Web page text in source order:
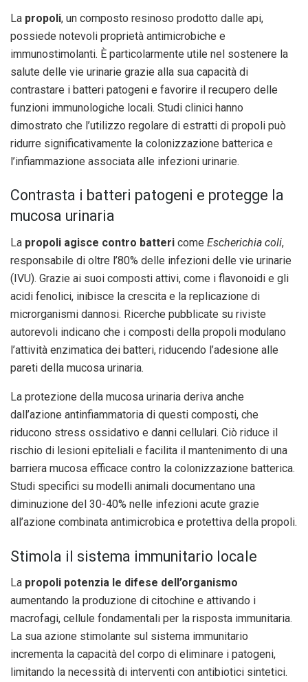
La propoli, un composto resinoso prodotto dalle api,
possiede notevoli proprietà antimicrobiche e
immunostimolanti. È particolarmente utile nel sostenere la
salute delle vie urinarie grazie alla sua capacità di
contrastare i batteri patogeni e favorire il recupero delle
funzioni immunologiche locali. Studi clinici hanno
dimostrato che l’utilizzo regolare di estratti di propoli può
ridurre significativamente la colonizzazione batterica e
l’infiammazione associata alle infezioni urinarie.
Contrasta i batteri patogeni e protegge la
mucosa urinaria
La propoli agisce contro batteri come Escherichia coli,
responsabile di oltre l’80% delle infezioni delle vie urinarie
(IVU). Grazie ai suoi composti attivi, come i flavonoidi e gli
acidi fenolici, inibisce la crescita e la replicazione di
microrganismi dannosi. Ricerche pubblicate su riviste
autorevoli indicano che i composti della propoli modulano
l’attività enzimatica dei batteri, riducendo l’adesione alle
pareti della mucosa urinaria.
La protezione della mucosa urinaria deriva anche
dall’azione antinfiammatoria di questi composti, che
riducono stress ossidativo e danni cellulari. Ciò riduce il
rischio di lesioni epiteliali e facilita il mantenimento di una
barriera mucosa efficace contro la colonizzazione batterica.
Studi specifici su modelli animali documentano una
diminuzione del 30-40% nelle infezioni acute grazie
all’azione combinata antimicrobica e protettiva della propoli.
Stimola il sistema immunitario locale
La propoli potenzia le difese dell’organismo
aumentando la produzione di citochine e attivando i
macrofagi, cellule fondamentali per la risposta immunitaria.
La sua azione stimolante sul sistema immunitario
incrementa la capacità del corpo di eliminare i patogeni,
limitando la necessità di interventi con antibiotici sintetici.